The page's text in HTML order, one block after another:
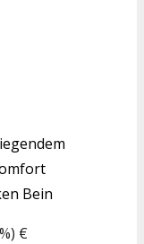
Bein
€